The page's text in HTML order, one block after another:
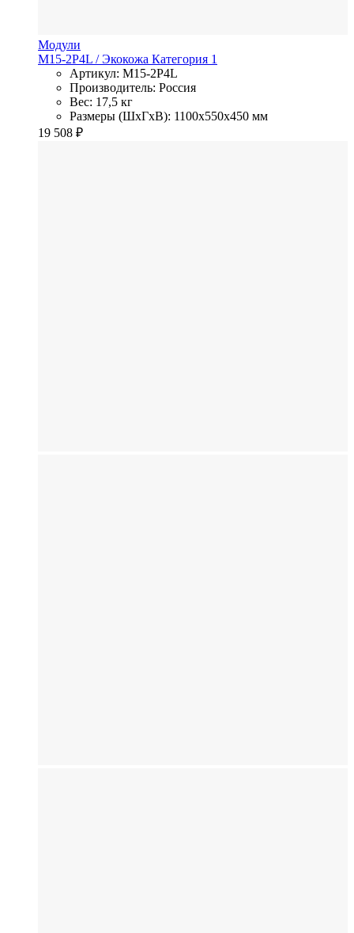
Модули
M15-2P4L / Экокожа Категория 1
Артикул: M15-2P4L
Производитель: Россия
Вес: 17,5 кг
Размеры (ШхГхВ): 1100x550x450 мм
19 508 ₽